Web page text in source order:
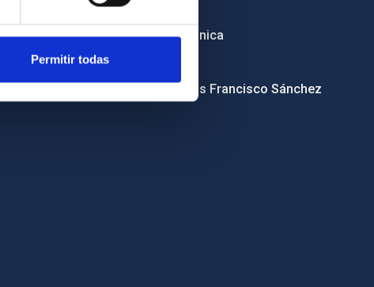
Permitir todas
RSS
Sede electrónica
Condolencias Francisco Sánchez